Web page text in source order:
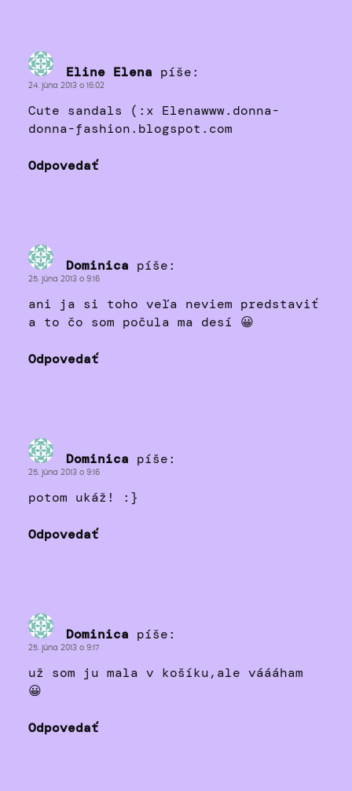
Eline Elena píše:
24. júna 2013 o 16:02
Cute sandals (:x Elenawww.donna-
donna-fashion.blogspot.com
Odpovedať
Dominica píše:
25. júna 2013 o 9:16
ani ja si toho veľa neviem predstaviť
a to čo som počula ma desí 😀
Odpovedať
Dominica píše:
25. júna 2013 o 9:16
potom ukáž! :}
Odpovedať
Dominica píše:
25. júna 2013 o 9:17
už som ju mala v košíku,ale váááham
😀
Odpovedať